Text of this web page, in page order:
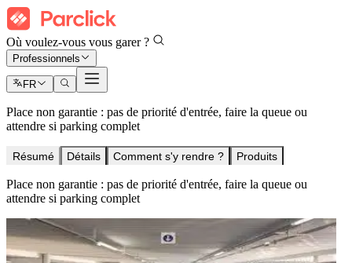
Où voulez-vous vous garer ?
Professionnels
FR
Place non garantie : pas de priorité d'entrée, faire la queue ou
attendre si parking complet
Résumé Détails Comment s'y rendre ? Produits
Place non garantie : pas de priorité d'entrée, faire la queue ou
attendre si parking complet